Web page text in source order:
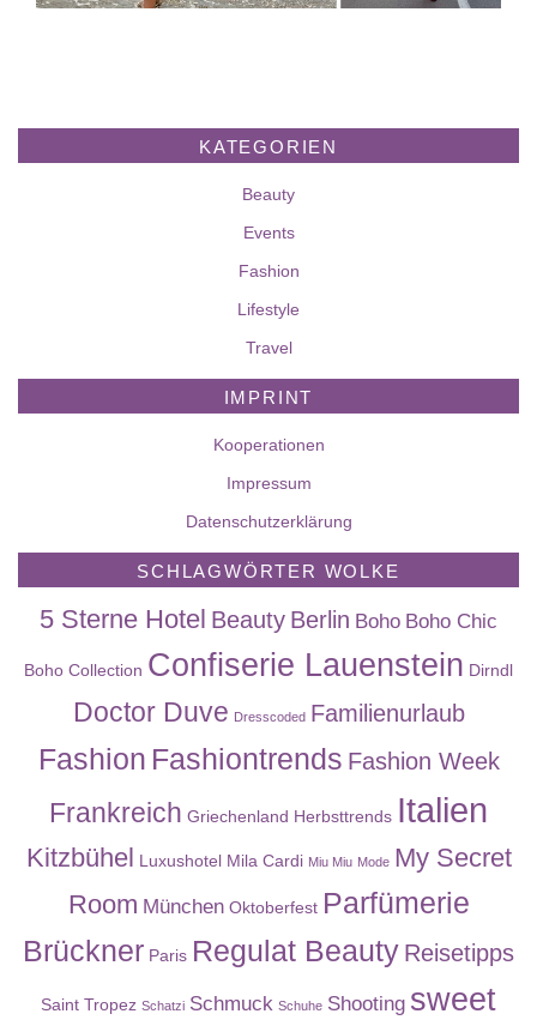
KATEGORIEN
Beauty
Events
Fashion
Lifestyle
Travel
IMPRINT
Kooperationen
Impressum
Datenschutzerklärung
SCHLAGWÖRTER WOLKE
5 Sterne Hotel Beauty Berlin Boho Boho Chic
Boho Collection Confiserie Lauenstein Dirndl
Doctor Duve Dresscoded Familienurlaub
Fashion Fashiontrends Fashion Week
Frankreich Griechenland Herbsttrends Italien
Kitzbühel Luxushotel Mila Cardi Miu Miu Mode My Secret
Room München Oktoberfest Parfümerie
Brückner Paris Regulat Beauty Reisetipps
Saint Tropez Schatzi Schmuck Schuhe Shooting sweet